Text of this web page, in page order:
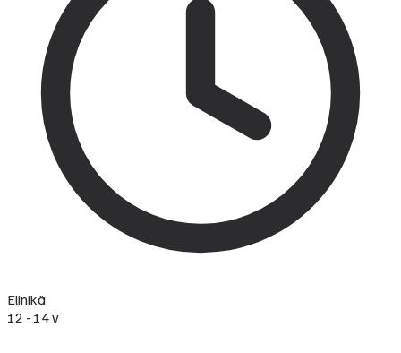
Elinikä
12 - 14 v